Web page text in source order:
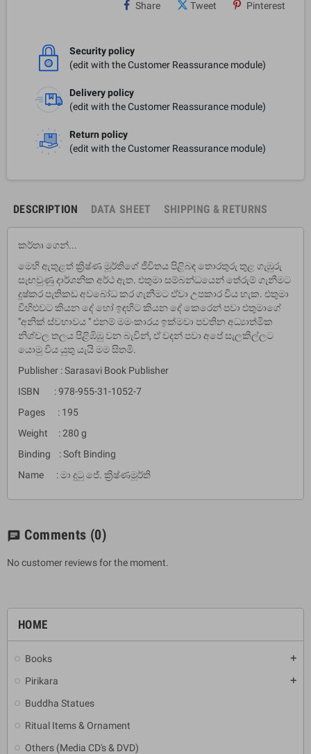
HOME
Books add
Pirikara add
Buddha Statues
Ritual Items & Ornament
Others (Media CD's & DVD)
Share Tweet Pinterest
Security policy
(edit with the Customer Reassurance module)
Delivery policy
(edit with the Customer Reassurance module)
Return policy
(edit with the Customer Reassurance module)
DESCRIPTION DATA SHEET SHIPPING & RETURNS
කර්තෘ ගෙන්...
මෙහි ඇතුළත් ක්‍රිෂ්ණ මූර්තිගේ ජීවිතය පිළිබඳ තොරතුරු තුළ ගැඹුරු
සැඟවුණු දාර්ශනික අර්ථ ඇත. එතුමා සම්බන්ධයෙන් තේරුම් ගැනීමට
දුෂ්කර පැතිකඩ අවබෝධ කර ගැනීමට ඒවා උපකාර විය හැක. එතුමා
විහිළුවට කියන දේ හෝ ඉඳහිට කියන දේ කෙරෙන් පවා එතුමාගේ
"අනික් ස්වභාවය " එනම් මමංකාරය ඉක්මවා පවතින අධ්‍යාත්මික
නිශ්චල තලය පිළිඹිඹු වන බැවින්, ඒ වදන් පවා අපේ සැලකිල්ලට
යොමු විය යුතු යැයි මම සිතමි.
Publisher : Sarasavi Book Publisher
ISBN : 978-955-31-1052-7
Pages : 195
Weight : 280 g
Binding : Soft Binding
Name : මා දුටු ජේ. ක්‍රිෂ්ණමූර්ති
chat Comments (0)
No customer reviews for the moment.